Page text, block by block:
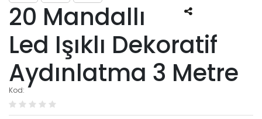
20 Mandallı
Led Işıklı Dekoratif
Aydınlatma 3 Metre
Kod: